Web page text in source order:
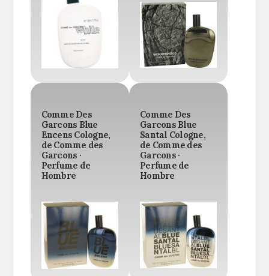
Comme Des
Garcons Blue
Encens Cologne,
de Comme des
Garcons ·
Perfume de
Hombre
Comme Des
Garcons Blue
Santal Cologne,
de Comme des
Garcons ·
Perfume de
Hombre